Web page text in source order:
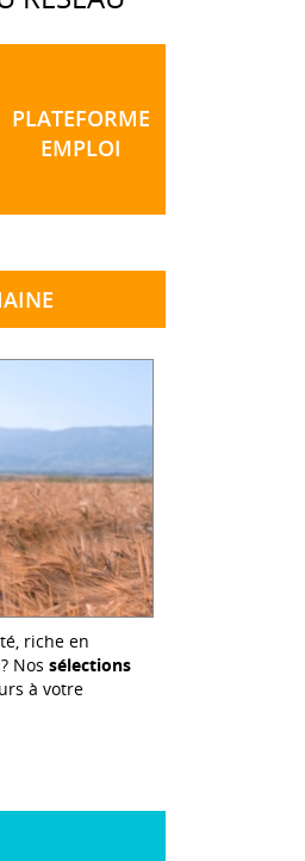
PLATEFORME
EMPLOI
riche en
Nos sélections
à votre